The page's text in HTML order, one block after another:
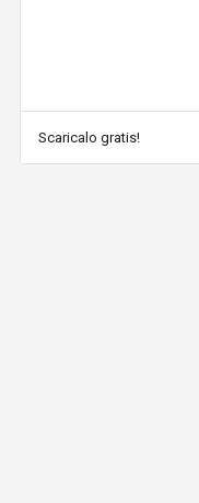
Scaricalo gratis!